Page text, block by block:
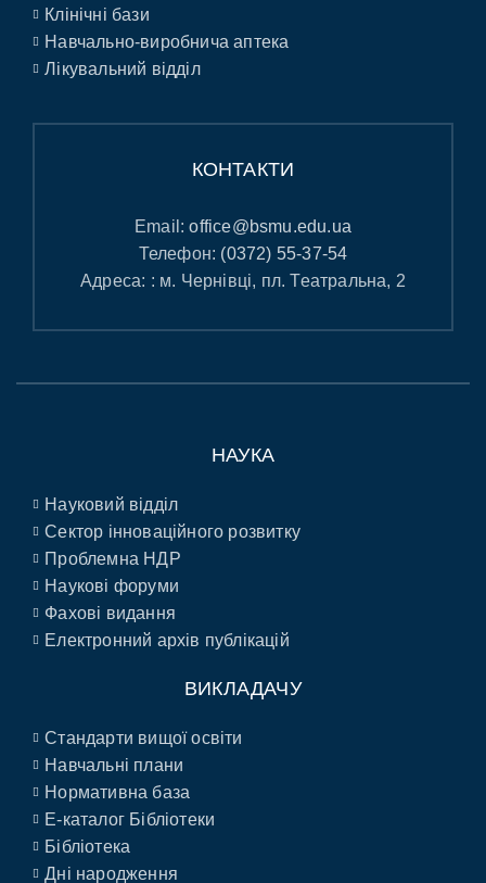
Клінічні бази
Навчально-виробнича аптека
Лікувальний відділ
КОНТАКТИ
Email:office@bsmu.edu.ua
Телефон: (0372) 55-37-54
Адреса: : м. Чернівці, пл. Театральна, 2
НАУКА
Науковий відділ
Сектор інноваційного розвитку
Проблемна НДР
Наукові форуми
Фахові видання
Електронний архів публікацій
ВИКЛАДАЧУ
Стандарти вищої освіти
Навчальні плани
Нормативна база
E-каталог Бібліотеки
Бібліотека
Дні народження